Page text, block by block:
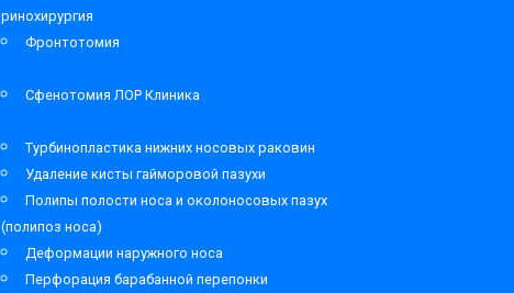
ринохирургия
Фронтотомия
Сфенотомия ЛОР Клиника
Турбинопластика нижних носовых раковин
Удаление кисты гайморовой пазухи
Полипы полости носа и околоносовых пазух
(полипоз носа)
Деформации наружного носа
Перфорация барабанной перепонки